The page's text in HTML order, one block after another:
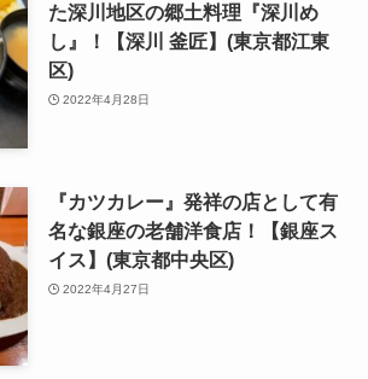
た深川地区の郷土料理『深川め
し』！【深川 釜匠】(東京都江東
区)
2022年4月28日
『カツカレー』発祥の店として有
名な銀座の老舗洋食店！【銀座ス
イス】(東京都中央区)
2022年4月27日